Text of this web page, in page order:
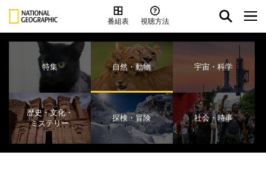
番組表 視聴方法
特集 自然・動物 宇宙・科学
歴史・文化・
ミステリー
探検・冒険 社会・時事